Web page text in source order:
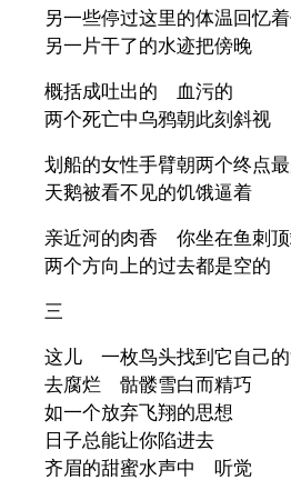
另一些停过这里的体温回忆
另一片干了的水迹把傍晚
概括成吐出的 血污的
两个死亡中乌鸦朝此刻斜视
划船的女性手臂朝两个终点
天鹅被看不见的饥饿逼着
亲近河的肉香 你坐在鱼刺
两个方向上的过去都是空的
三
这儿 一枚鸟头找到它自己
去腐烂 骷髅雪白而精巧
如一个放弃飞翔的思想
日子总能让你陷进去
齐眉的甜蜜水声中 听觉